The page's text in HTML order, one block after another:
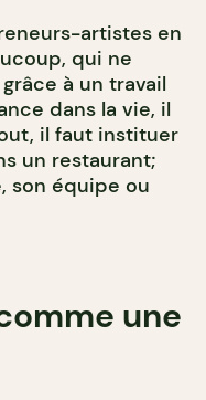
artistes en
qui ne
à un travail
dans la vie, il
il faut instituer
un restaurant;
son équipe ou
une